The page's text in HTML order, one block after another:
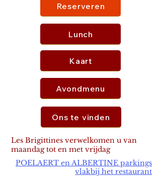
Reserveren
Lunch
Kaart
Avondmenu
Ons te vinden
Les Brigittines verwelkomen u van
maandag tot en met vrijdag
POELAERT en ALBERTINE parkings
vlakbij het restaurant